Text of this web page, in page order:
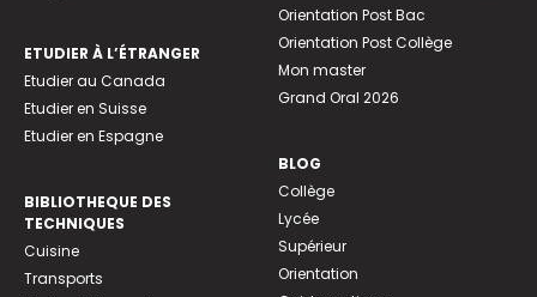
ETUDIER À L’ÉTRANGER
Etudier au Canada
Etudier en Suisse
Etudier en Espagne
BIBLIOTHEQUE DES
TECHNIQUES
Cuisine
Transports
Orientation Post Bac
Orientation Post Collège
Mon master
Grand Oral 2026
BLOG
Collège
Lycée
Supérieur
Orientation